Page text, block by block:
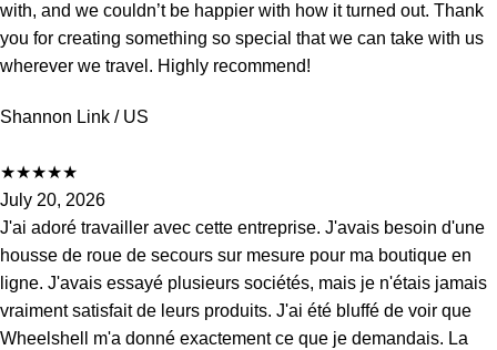
with, and we couldn’t be happier with how it turned out. Thank
you for creating something so special that we can take with us
wherever we travel. Highly recommend!
Shannon Link / US
★★★★★
July 20, 2026
J'ai adoré travailler avec cette entreprise. J'avais besoin d'une
housse de roue de secours sur mesure pour ma boutique en
ligne. J'avais essayé plusieurs sociétés, mais je n'étais jamais
vraiment satisfait de leurs produits. J'ai été bluffé de voir que
Wheelshell m'a donné exactement ce que je demandais. La